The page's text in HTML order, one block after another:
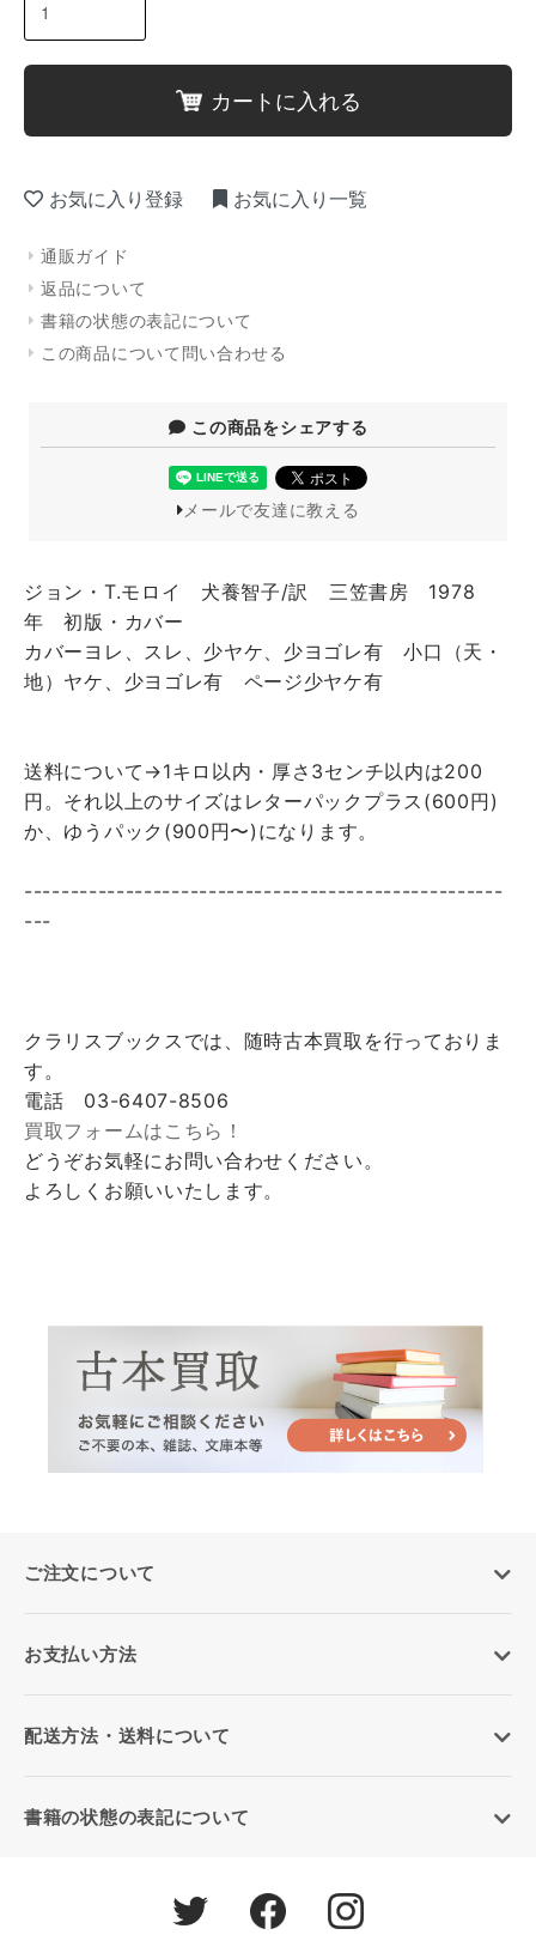
カートに入れる
お気に入り登録 お気に入り一覧
通販ガイド
返品について
書籍の状態の表記について
この商品について問い合わせる
この商品をシェアする
メールで友達に教える
ジョン・T.モロイ 犬養智子/訳 三笠書房 1978
年 初版・カバー
カバーヨレ、スレ、少ヤケ、少ヨゴレ有 小口（天・
地）ヤケ、少ヨゴレ有 ページ少ヤケ有
送料について→1キロ以内・厚さ3センチ以内は200
円。それ以上のサイズはレターパックプラス(600円)
か、ゆうパック(900円〜)になります。
----------------------------------------------------
---
クラリスブックスでは、随時古本買取を行っておりま
す。
電話 03-6407-8506
買取フォームはこちら！
どうぞお気軽にお問い合わせください。
よろしくお願いいたします。
ご注文について
お支払い方法
配送方法・送料について
書籍の状態の表記について